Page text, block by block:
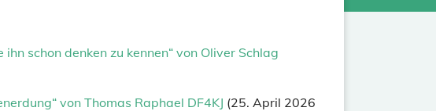
schon denken zu kennen“ von Oliver Schlag
von Thomas Raphael DF4KJ (25. April 2026